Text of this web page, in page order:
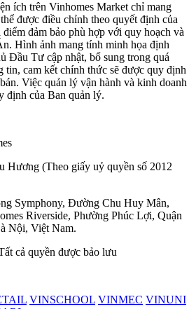
ích trên Vinhomes Market chỉ mang
được điều chỉnh theo quyết định của
đảm bảo phù hợp với quy hoạch và
Hình ảnh mang tính minh họa định
Đầu Tư cập nhật, bổ sung trong quá
tin, cam kết chính thức sẽ được quy định
Việc quản lý vận hành và kinh doanh
định của Ban quản lý.
(Theo giấy uỷ quyền số 2012
Symphony, Đường Chu Huy Mân,
Riverside, Phường Phúc Lợi, Quận
Nội, Việt Nam.
cả quyền được bảo lưu
VINSCHOOL VINMEC VINUNI